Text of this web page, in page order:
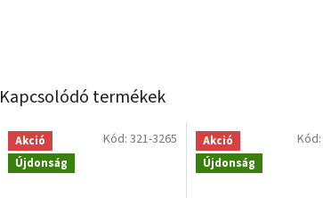
Kapcsolódó termékek
Akció
Újdonság
Kód: 321-3265
Akció
Újdonság
Kód: